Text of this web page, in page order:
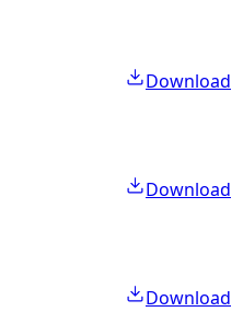
Download
Download
Download